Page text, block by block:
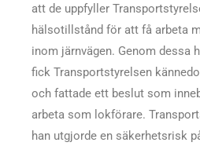
att de uppfyller
hälsotillstånd för att få arbeta
inom järnvägen. Genom dessa
fick Transportstyrelsen
och fattade ett beslut som
arbeta som lokförare.
han utgjorde en säkerhetsrisk